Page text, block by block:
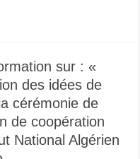
sur : «
des idées de
cérémonie de
de coopération
National Algérien